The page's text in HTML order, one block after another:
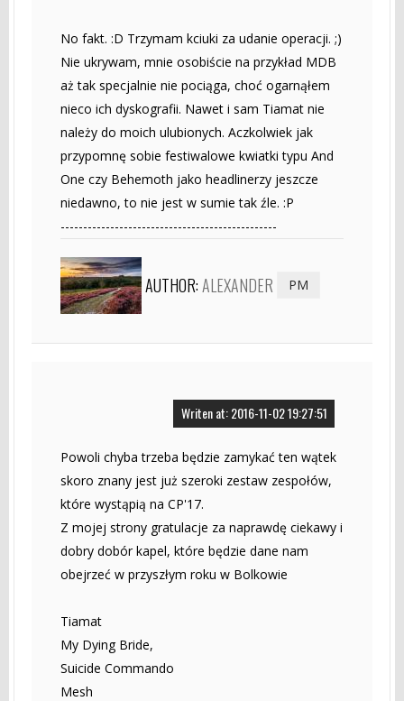
No fakt. :D Trzymam kciuki za udanie operacji. ;)
Nie ukrywam, mnie osobiście na przykład MDB
aż tak specjalnie nie pociąga, choć ogarnąłem
nieco ich dyskografii. Nawet i sam Tiamat nie
należy do moich ulubionych. Aczkolwiek jak
przypomnę sobie festiwalowe kwiatki typu And
One czy Behemoth jako headlinerzy jeszcze
niedawno, to nie jest w sumie tak źle. :P
------------------------------------------------
AUTHOR:ALEXANDER PM
Writen at: 2016-11-02 19:27:51
Powoli chyba trzeba będzie zamykać ten wątek
skoro znany jest już szeroki zestaw zespołów,
które wystąpią na CP'17.
Z mojej strony gratulacje za naprawdę ciekawy i
dobry dobór kapel, które będzie dane nam
obejrzeć w przyszłym roku w Bolkowie
Tiamat
My Dying Bride,
Suicide Commando
Mesh